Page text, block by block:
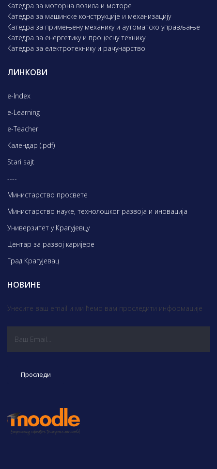
Катедра за моторна возила и моторе
Катедра за машинске конструкције и механизацију
Катедра за примењену механику и аутоматско управљање
Катедра за енергетику и процесну технику
Катедра за електротехнику и рачунарство
ЛИНКОВИ
e-Index
e-Learning
e-Teacher
Календар (.pdf)
Stari sajt
----
Министарство просвете
Министарство науке, технолошког развоја и иновација
Универзитет у Крагујевцу
Центар за развој каријере
Град Крагујевац
НОВИНЕ
Унесите ваш email и ми ћемо вам проследити информације